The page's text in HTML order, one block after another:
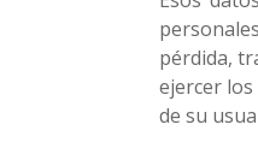
pérdida,
ejercer
de su